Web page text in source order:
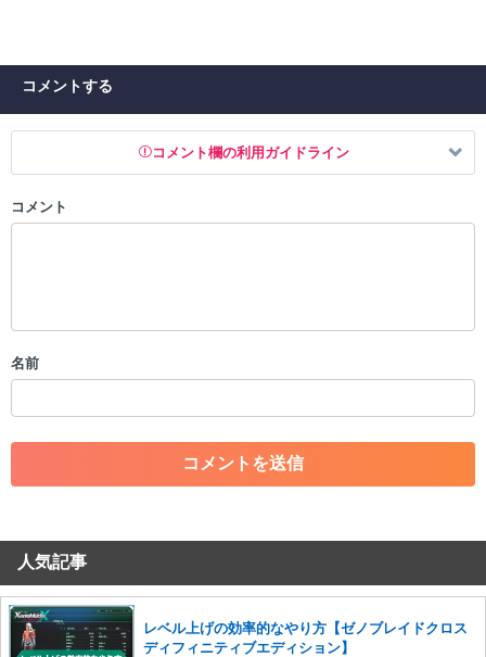
コメントする
コメント欄の利用ガイドライン
以下の書き込みを禁止とし、場合によってはコメント削除や書き込み制
・一度削除された投稿を再び投稿すること
・アカウントの売買など金銭が絡む内容の投稿
・各ゲームのネタバレを含む内容の投稿
・その他、管理者が不適切と判断した投稿
コメントの削除を申請する
せていただきます。ご了承ください。
※一度削除したコメントは復元ができませんのでご注意くだ
さい。
コメント
名前
人気記事
レベル上げの効率的なやり方【ゼノブレイドクロス
ディフィニティブエディション】